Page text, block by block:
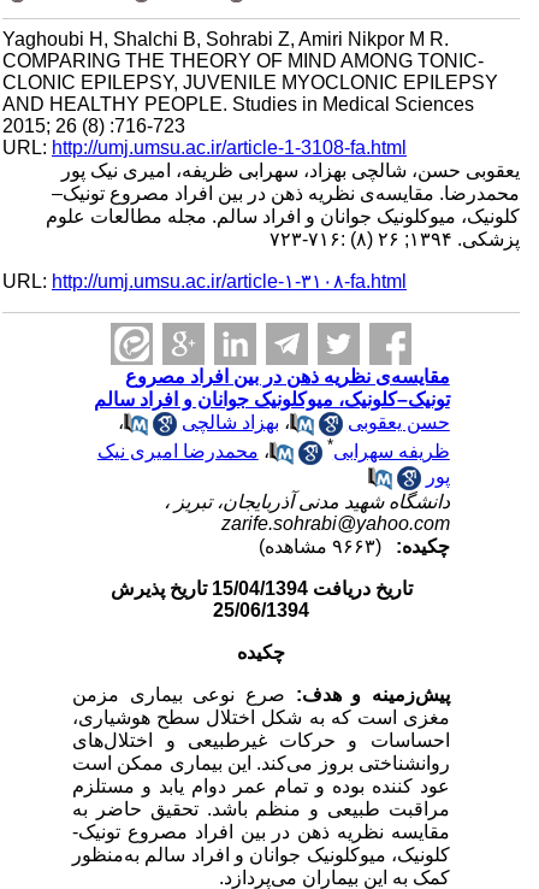
Yaghoubi H, Shalchi B, Sohrabi Z, Amiri Nikpor M R.
COMPARING THE THEORY OF MIND AMONG TONIC-
CLONIC EPILEPSY, JUVENILE MYOCLONIC EPILEPSY
AND HEALTHY PEOPLE. Studies in Medical Sciences
2015; 26 (8) :716-723
URL:http://umj.umsu.ac.ir/article-1-3108-fa.html
یعقوبی حسن، شالچی بهزاد، سهرابی ظریفه، امیری نیک پور
محمدرضا. مقایسه‌ی نظریه ذهن در بین افراد مصروع تونیک–
کلونیک، میوکلونیک جوانان و افراد سالم. مجله مطالعات علوم
پزشکی. ۱۳۹۴; ۲۶ (۸) :۷۱۶-۷۲۳
URL:http://umj.umsu.ac.ir/article-۱-۳۱۰۸-fa.html
مقایسه‌ی نظریه ذهن در بین افراد مصروع
تونیک–کلونیک، میوکلونیک جوانان و افراد سالم
حسن یعقوبی
،بهزاد شالچی
،
ظریفه سهرابی
،محمدرضا امیری نیک
پور
دانشگاه شهید مدنی آذربایجان، تبریز ،
zarife.sohrabi@yahoo.com
چکیده:
تاریخ دریافت 15/04/1394 تاریخ پذیرش
25/06/1394
چکیده
پیش‌زمینه و هدف:صرع نوعی بیماری مزمن
مغزی است که به شکل اختلال سطح هوشیاری،
احساسات و حرکات غیرطبیعی و اختلال‌های
روانشناختی بروز می‌کند. این بیماری ممکن است
عود کننده بوده و تمام عمر دوام یابد و مستلزم
مراقبت طبیعی و منظم باشد. تحقیق حاضر به
مقایسه نظریه ذهن در بین افراد مصروع تونیک-
کلونیک، میوکلونیک جوانان و افراد سالم به‌منظور
کمک به این بیماران می‌پردازد.